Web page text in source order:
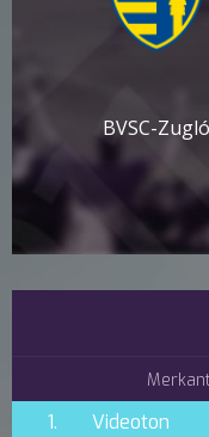
BVSC-Zugló
1. Videoton